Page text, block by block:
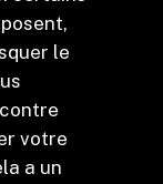
le
votre
a un